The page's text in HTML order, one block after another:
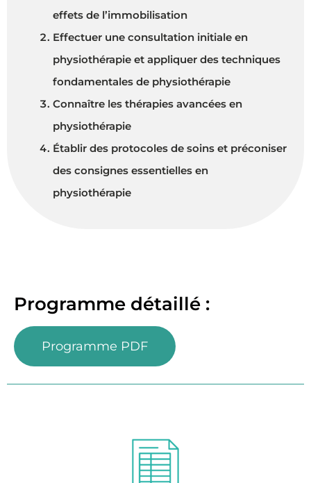
effets de l’immobilisation
Effectuer une consultation initiale en
physiothérapie et appliquer des techniques
fondamentales de physiothérapie
Connaître les thérapies avancées en
physiothérapie
Établir des protocoles de soins et préconiser
des consignes essentielles en
physiothérapie
Programme détaillé :
Programme PDF